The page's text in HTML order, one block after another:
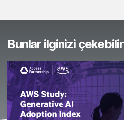
Bunlar ilginizi çekebilir